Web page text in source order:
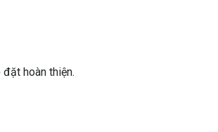
hoàn thiện.